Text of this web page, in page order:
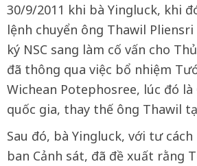
30/9/2011 khi bà Yingluck, khi
lệnh chuyển ông Thawil
ký NSC sang làm cố vấn cho
đã thông qua việc bổ nhiệm
Wichean Potephosree, lúc đó
quốc gia, thay thế ông Thawil
Sau đó, bà Yingluck, với tư cách
ban Cảnh sát, đã đề xuất rằng